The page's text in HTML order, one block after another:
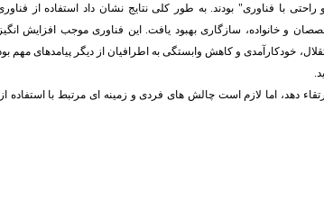
با فناوری" بودند. به طور کلی نتایج نشان داد استفاده از
و خانواده، سازگاری بهبود یافت. این فناوری موجب افزایش
خودکارآمدی و کاهش وابستگی به اطرافیان از دیگر پیامدهای مهم
دهد، اما لازم است چالش های فردی و زمینه ای مرتبط با استفاده